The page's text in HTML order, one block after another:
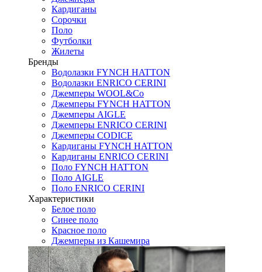
Кардиганы
Сорочки
Поло
Футболки
Жилеты
Бренды
Водолазки FYNCH HATTON
Водолазки ENRICO CERINI
Джемперы WOOL&Co
Джемперы FYNCH HATTON
Джемперы AIGLE
Джемперы ENRICO CERINI
Джемперы CODICE
Кардиганы FYNCH HATTON
Кардиганы ENRICO CERINI
Поло FYNCH HATTON
Поло AIGLE
Поло ENRICO CERINI
Характеристики
Белое поло
Синее поло
Красное поло
Джемперы из Кашемира